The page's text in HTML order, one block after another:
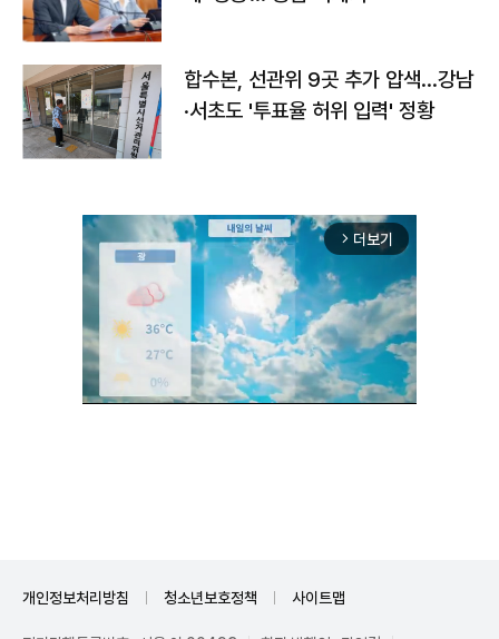
합수본, 선관위 9곳 추가 압색…강남
·서초도 '투표율 허위 입력' 정황
arrow_forward_ios 더보기
개인정보처리방침 청소년보호정책 사이트맵